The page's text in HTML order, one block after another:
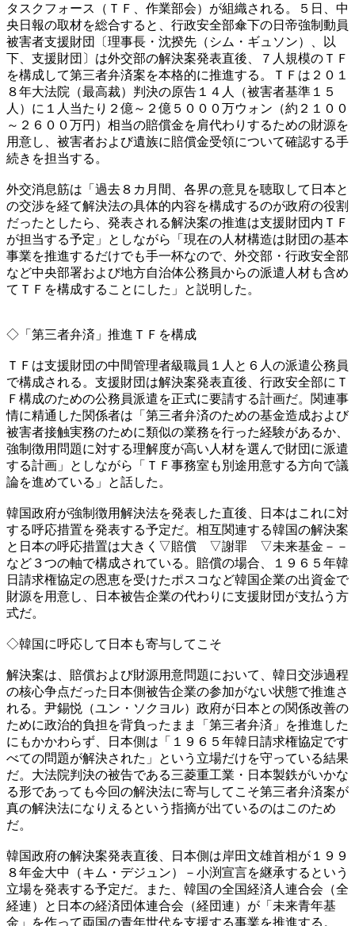
タスクフォース（ＴＦ、作業部会）が組織される。５日、中
央日報の取材を総合すると、行政安全部傘下の日帝強制動員
被害者支援財団〔理事長・沈揆先（シム・ギュソン）、以
下、支援財団〕は外交部の解決案発表直後、７人規模のＴＦ
を構成して第三者弁済案を本格的に推進する。ＴＦは２０１
８年大法院（最高裁）判決の原告１４人（被害者基準１５
人）に１人当たり２億～２億５０００万ウォン（約２１００
～２６００万円）相当の賠償金を肩代わりするための財源を
用意し、被害者および遺族に賠償金受領について確認する手
続きを担当する。
外交消息筋は「過去８カ月間、各界の意見を聴取して日本と
の交渉を経て解決法の具体的内容を構成するのが政府の役割
だったとしたら、発表される解決案の推進は支援財団内ＴＦ
が担当する予定」としながら「現在の人材構造は財団の基本
事業を推進するだけでも手一杯なので、外交部・行政安全部
など中央部署および地方自治体公務員からの派遣人材も含め
てＴＦを構成することにした」と説明した。
◇「第三者弁済」推進ＴＦを構成
ＴＦは支援財団の中間管理者級職員１人と６人の派遣公務員
で構成される。支援財団は解決案発表直後、行政安全部にＴ
Ｆ構成のための公務員派遣を正式に要請する計画だ。関連事
情に精通した関係者は「第三者弁済のための基金造成および
被害者接触実務のために類似の業務を行った経験があるか、
強制徴用問題に対する理解度が高い人材を選んで財団に派遣
する計画」としながら「ＴＦ事務室も別途用意する方向で議
論を進めている」と話した。
韓国政府が強制徴用解決法を発表した直後、日本はこれに対
する呼応措置を発表する予定だ。相互関連する韓国の解決案
と日本の呼応措置は大きく▽賠償 ▽謝罪 ▽未来基金－－
など３つの軸で構成されている。賠償の場合、１９６５年韓
日請求権協定の恩恵を受けたポスコなど韓国企業の出資金で
財源を用意し、日本被告企業の代わりに支援財団が支払う方
式だ。
◇韓国に呼応して日本も寄与してこそ
解決案は、賠償および財源用意問題において、韓日交渉過程
の核心争点だった日本側被告企業の参加がない状態で推進さ
れる。尹錫悦（ユン・ソクヨル）政府が日本との関係改善の
ために政治的負担を背負ったまま「第三者弁済」を推進した
にもかかわらず、日本側は「１９６５年韓日請求権協定です
べての問題が解決された」という立場だけを守っている結果
だ。大法院判決の被告である三菱重工業・日本製鉄がいかな
る形であっても今回の解決法に寄与してこそ第三者弁済案が
真の解決法になりえるという指摘が出ているのはこのため
だ。
韓国政府の解決案発表直後、日本側は岸田文雄首相が１９９
８年金大中（キム・デジュン）－小渕宣言を継承するという
立場を発表する予定だ。また、韓国の全国経済人連合会（全
経連）と日本の経済団体連合会（経団連）が「未来青年基
金」を作って両国の青年世代を支援する事業を推進する。